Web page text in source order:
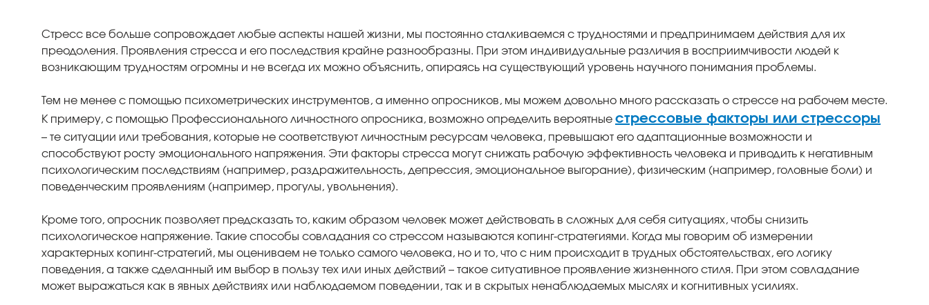
Стресс все больше сопровождает любые аспекты нашей жизни, мы постоянно сталкиваемся с трудностями и предпринимаем действия для их
преодоления. Проявления стресса и его последствия крайне разнообразны. При этом индивидуальные различия в восприимчивости людей к
возникающим трудностям огромны и не всегда их можно объяснить, опираясь на существующий уровень научного понимания проблемы.
Тем не менее с помощью психометрических инструментов, а именно опросников, мы можем довольно много рассказать о стрессе на рабочем месте.
К примеру, c помощью Профессионального личностного опросника, возможно определить вероятные стрессовые факторы или стрессоры
– те ситуации или требования, которые не соответствуют личностным ресурсам человека, превышают его адаптационные возможности и
способствуют росту эмоционального напряжения. Эти факторы стресса могут снижать рабочую эффективность человека и приводить к негативным
психологическим последствиям (например, раздражительность, депрессия, эмоциональное выгорание), физическим (например, головные боли) и
поведенческим проявлениям (например, прогулы, увольнения).
Кроме того, опросник позволяет предсказать то, каким образом человек может действовать в сложных для себя ситуациях, чтобы снизить
психологическое напряжение. Такие способы совладания со стрессом называются копинг-стратегиями. Когда мы говорим об измерении
характерных копинг-стратегий, мы оцениваем не только самого человека, но и то, что с ним происходит в трудных обстоятельствах, его логику
поведения, а также сделанный им выбор в пользу тех или иных действий – такое ситуативное проявление жизненного стиля. При этом совладание
может выражаться как в явных действиях или наблюдаемом поведении, так и в скрытых ненаблюдаемых мыслях и когнитивных усилиях.